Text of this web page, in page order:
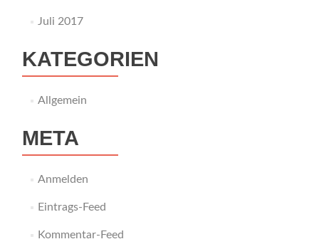
Juli 2017
KATEGORIEN
Allgemein
META
Anmelden
Eintrags-Feed
Kommentar-Feed